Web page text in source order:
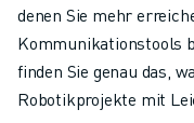
denen Sie mehr
Kommunikationstools
finden Sie genau das,
Robotikprojekte mit